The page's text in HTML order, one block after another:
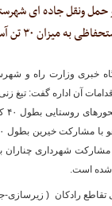
حمل ونقل جاده ای
۳۰ تن آسفالت خبر داد.
خبری وزارت راه و
تقاطع رادکان (